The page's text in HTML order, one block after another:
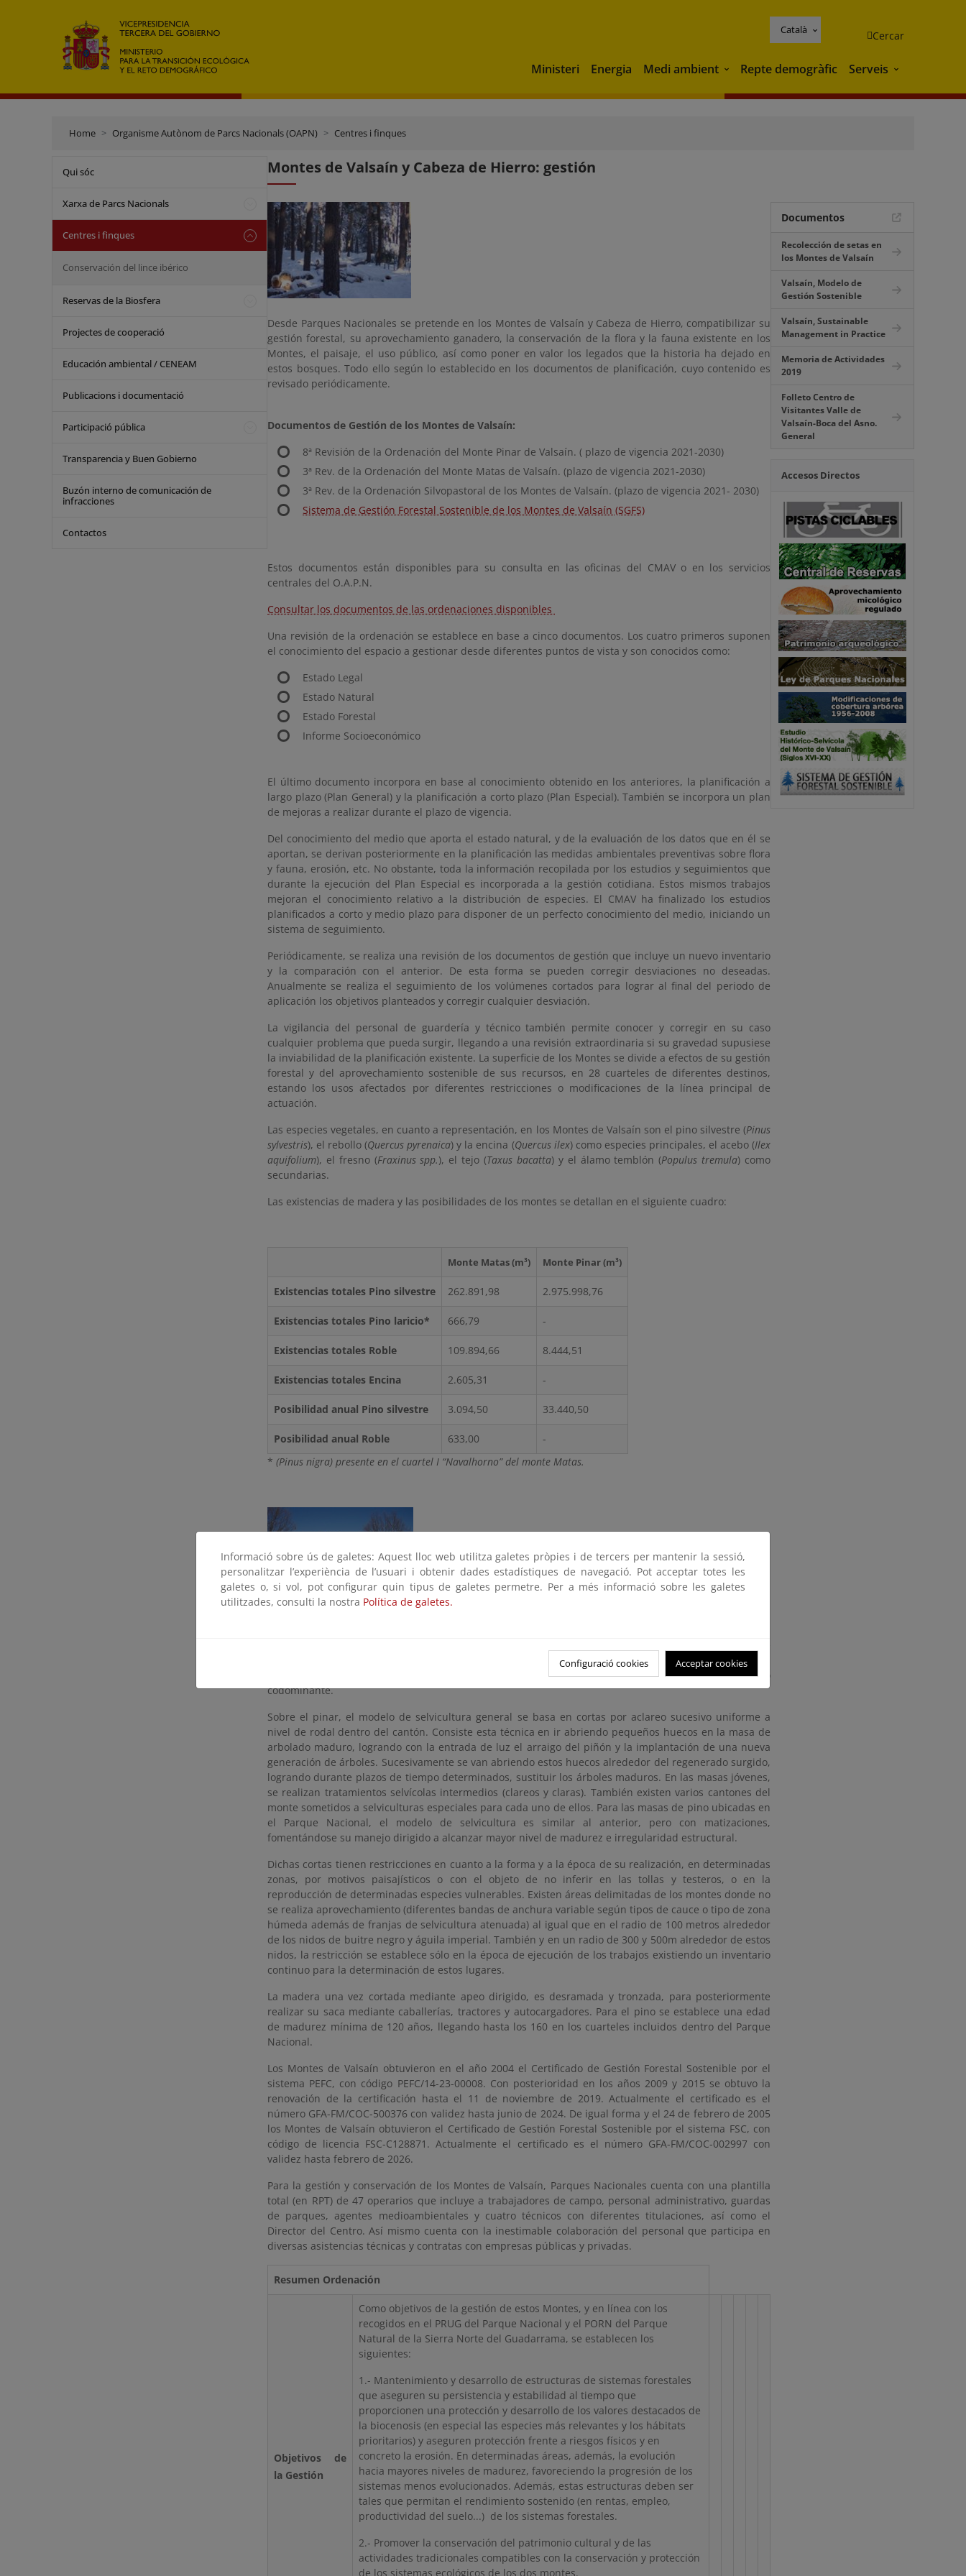
Català Cercar
Ministeri Energia Medi ambient Medi ambient
Repte demogràfic Serveis Serveis
Home Organisme Autònom de Parcs Nacionals (OAPN) Centres i finques
Qui sóc
Xarxa de Parcs Nacionals
Centres i finques
Conservación del lince ibérico
Reservas de la Biosfera
Projectes de cooperació
Educación ambiental / CENEAM
Publicacions i documentació
Participació pública
Transparencia y Buen Gobierno
Buzón interno de comunicación de
infracciones
Contactos
Montes de Valsaín y Cabeza de Hierro: gestión
Desde Parques Nacionales se pretende en los Montes de Valsaín y Cabeza de Hierro, compatibilizar su
gestión forestal, su aprovechamiento ganadero, la conservación de la flora y la fauna existente en los
Montes, el paisaje, el uso público, así como poner en valor los legados que la historia ha dejado en
estos bosques. Todo ello según lo establecido en los documentos de planificación, cuyo contenido es
revisado periódicamente.
Documentos de Gestión de los Montes de Valsaín:
8ª Revisión de la Ordenación del Monte Pinar de Valsaín. ( plazo de vigencia 2021-2030)
3ª Rev. de la Ordenación del Monte Matas de Valsaín. (plazo de vigencia 2021-2030)
3ª Rev. de la Ordenación Silvopastoral de los Montes de Valsaín. (plazo de vigencia 2021- 2030)
Sistema de Gestión Forestal Sostenible de los Montes de Valsaín (SGFS)
Estos documentos están disponibles para su consulta en las oficinas del CMAV o en los servicios
centrales del O.A.P.N.
Consultar los documentos de las ordenaciones disponibles
Una revisión de la ordenación se establece en base a cinco documentos. Los cuatro primeros suponen
el conocimiento del espacio a gestionar desde diferentes puntos de vista y son conocidos como:
Estado Legal
Estado Natural
Estado Forestal
Informe Socioeconómico
El último documento incorpora en base al conocimiento obtenido en los anteriores, la planificación a
largo plazo (Plan General) y la planificación a corto plazo (Plan Especial). También se incorpora un plan
de mejoras a realizar durante el plazo de vigencia.
Del conocimiento del medio que aporta el estado natural, y de la evaluación de los datos que en él se
aportan, se derivan posteriormente en la planificación las medidas ambientales preventivas sobre flora
y fauna, erosión, etc. No obstante, toda la información recopilada por los estudios y seguimientos que
durante la ejecución del Plan Especial es incorporada a la gestión cotidiana. Estos mismos trabajos
mejoran el conocimiento relativo a la distribución de especies. El CMAV ha finalizado los estudios
planificados a corto y medio plazo para disponer de un perfecto conocimiento del medio, iniciando un
sistema de seguimiento.
Periódicamente, se realiza una revisión de los documentos de gestión que incluye un nuevo inventario
y la comparación con el anterior. De esta forma se pueden corregir desviaciones no deseadas.
Anualmente se realiza el seguimiento de los volúmenes cortados para lograr al final del periodo de
aplicación los objetivos planteados y corregir cualquier desviación.
La vigilancia del personal de guardería y técnico también permite conocer y corregir en su caso
cualquier problema que pueda surgir, llegando a una revisión extraordinaria si su gravedad supusiese
la inviabilidad de la planificación existente. La superficie de los Montes se divide a efectos de su gestión
forestal y del aprovechamiento sostenible de sus recursos, en 28 cuarteles de diferentes destinos,
estando los usos afectados por diferentes restricciones o modificaciones de la línea principal de
actuación.
Las especies vegetales, en cuanto a representación, en los Montes de Valsaín son el pino silvestre (Pinus
sylvestris), el rebollo (Quercus pyrenaica) y la encina (Quercus ilex) como especies principales, el acebo (Ilex
aquifolium), el fresno (Fraxinus spp.), el tejo (Taxus bacatta) y el álamo temblón (Populus tremula) como
secundarias.
Las existencias de madera y las posibilidades de los montes se detallan en el siguiente cuadro:
Monte Matas (m³) Monte Pinar (m³)
Existencias totales Pino silvestre 262.891,98 2.975.998,76
Existencias totales Pino laricio* 666,79 -
Existencias totales Roble 109.894,66 8.444,51
Existencias totales Encina 2.605,31 -
Posibilidad anual Pino silvestre 3.094,50 33.440,50
Posibilidad anual Roble 633,00
-
* (Pinus nigra) presente en el cuartel I “Navalhorno” del monte Matas.
el robledal se realizan mediante resalveos sin exceder en la corta del 15% del área basimétrica inicial,
preferiblemente por lo bajo con cierta tendencia a clara mixta actuando suavemente sobre el estrato
codominante.
Sobre el pinar, el modelo de selvicultura general se basa en cortas por aclareo sucesivo uniforme a
nivel de rodal dentro del cantón. Consiste esta técnica en ir abriendo pequeños huecos en la masa de
arbolado maduro, logrando con la entrada de luz el arraigo del piñón y la implantación de una nueva
generación de árboles. Sucesivamente se van abriendo estos huecos alrededor del regenerado surgido,
logrando durante plazos de tiempo determinados, sustituir los árboles maduros. En las masas jóvenes,
se realizan tratamientos selvícolas intermedios (clareos y claras). También existen varios cantones del
monte sometidos a selviculturas especiales para cada uno de ellos. Para las masas de pino ubicadas en
el Parque Nacional, el modelo de selvicultura es similar al anterior, pero con matizaciones,
fomentándose su manejo dirigido a alcanzar mayor nivel de madurez e irregularidad estructural.
Dichas cortas tienen restricciones en cuanto a la forma y a la época de su realización, en determinadas
zonas, por motivos paisajísticos o con el objeto de no inferir en las tollas y testeros, o en la
reproducción de determinadas especies vulnerables. Existen áreas delimitadas de los montes donde no
se realiza aprovechamiento (diferentes bandas de anchura variable según tipos de cauce o tipo de zona
húmeda además de franjas de selvicultura atenuada) al igual que en el radio de 100 metros alrededor
de los nidos de buitre negro y águila imperial. También y en un radio de 300 y 500m alrededor de estos
nidos, la restricción se establece sólo en la época de ejecución de los trabajos existiendo un inventario
continuo para la determinación de estos lugares.
La madera una vez cortada mediante apeo dirigido, es desramada y tronzada, para posteriormente
realizar su saca mediante caballerías, tractores y autocargadores. Para el pino se establece una edad
de madurez mínima de 120 años, llegando hasta los 160 en los cuarteles incluidos dentro del Parque
Nacional.
Los Montes de Valsaín obtuvieron en el año 2004 el Certificado de Gestión Forestal Sostenible por el
sistema PEFC, con código PEFC/14-23-00008. Con posterioridad en los años 2009 y 2015 se obtuvo la
renovación de la certificación hasta el 11 de noviembre de 2019. Actualmente el certificado es el
número GFA-FM/COC-500376 con validez hasta junio de 2024. De igual forma y el 24 de febrero de 2005
los Montes de Valsaín obtuvieron el Certificado de Gestión Forestal Sostenible por el sistema FSC, con
código de licencia FSC-C128871. Actualmente el certificado es el número GFA-FM/COC-002997 con
validez hasta febrero de 2026.
Para la gestión y conservación de los Montes de Valsaín, Parques Nacionales cuenta con una plantilla
total (en RPT) de 47 operarios que incluye a trabajadores de campo, personal administrativo, guardas
de parques, agentes medioambientales y cuatro técnicos con diferentes titulaciones, así como el
Director del Centro. Así mismo cuenta con la inestimable colaboración del personal que participa en
diversas asistencias técnicas y contratas con empresas públicas y privadas.
Resumen Ordenación
Objetivos de
la Gestión
Como objetivos de la gestión de estos Montes, y en línea con los
recogidos en el PRUG del Parque Nacional y el PORN del Parque
Natural de la Sierra Norte del Guadarrama, se establecen los
siguientes:
1.- Mantenimiento y desarrollo de estructuras de sistemas forestales
que aseguren su persistencia y estabilidad al tiempo que
proporcionen una protección y desarrollo de los valores destacados de
la biocenosis (en especial las especies más relevantes y los hábitats
prioritarios) y aseguren protección frente a riesgos físicos y en
concreto la erosión. En determinadas áreas, además, la evolución
hacia mayores niveles de madurez, favoreciendo la progresión de los
sistemas menos evolucionados. Además, estas estructuras deben ser
tales que permitan el rendimiento sostenido (en rentas, empleo,
productividad del suelo...) de los sistemas forestales.
2.- Promover la conservación del patrimonio cultural y de las
actividades tradicionales compatibles con la conservación y protección
de los sistemas ecológicos de los dos montes.
Documentos
Recolección de setas en
los Montes de Valsaín
Valsaín, Modelo de
Gestión Sostenible
Valsaín, Sustainable
Management in Practice
Memoria de Actividades
2019
Folleto Centro de
Visitantes Valle de
Valsaín-Boca del Asno.
General
Accesos Directos
Informació sobre ús de galetes: Aquest lloc web utilitza galetes pròpies i de tercers per mantenir la sessió,
personalitzar l’experiència de l’usuari i obtenir dades estadístiques de navegació. Pot acceptar totes les
galetes o, si vol, pot configurar quin tipus de galetes permetre. Per a més informació sobre les galetes
utilitzades, consulti la nostra Política de galetes.
Configuració cookies Acceptar cookies